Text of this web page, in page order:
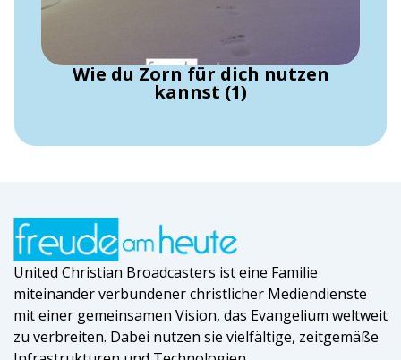
Wie du Zorn für dich nutzen
kannst (1)
United Christian Broadcasters ist eine Familie
miteinander verbundener christlicher Mediendienste
mit einer gemeinsamen Vision, das Evangelium weltweit
zu verbreiten. Dabei nutzen sie vielfältige, zeitgemäße